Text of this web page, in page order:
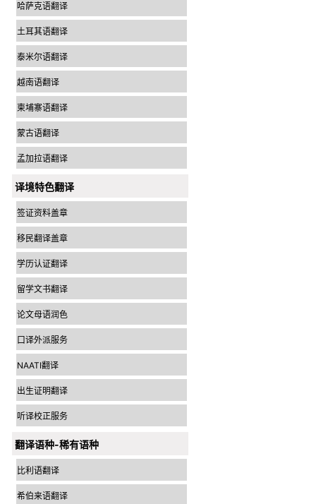
哈萨克语翻译
土耳其语翻译
泰米尔语翻译
越南语翻译
柬埔寨语翻译
蒙古语翻译
孟加拉语翻译
译境特色翻译
签证资料盖章
移民翻译盖章
学历认证翻译
留学文书翻译
论文母语润色
口译外派服务
NAATI翻译
出生证明翻译
听译校正服务
翻译语种-稀有语种
比利语翻译
希伯来语翻译